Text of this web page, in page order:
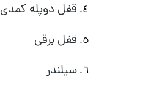
قفل دوپله کمدی
قفل برقی
سیلندر